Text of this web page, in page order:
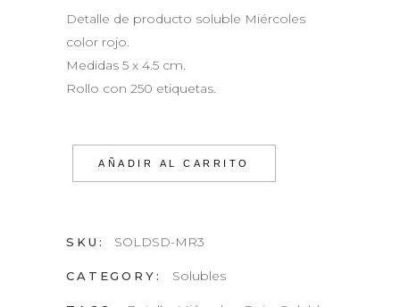
Detalle de producto soluble Miércoles
color rojo.
Medidas 5 x 4.5 cm.
Rollo con 250 etiquetas.
AÑADIR AL CARRITO
SKU: SOLDSD-MR3
CATEGORY: Solubles